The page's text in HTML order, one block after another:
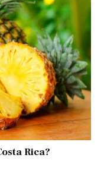
Rica?